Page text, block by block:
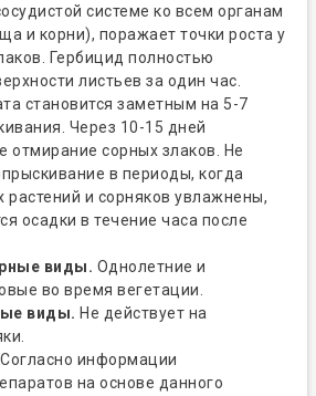
системе ко всем органам
и корни), поражает точки роста у
Гербицид полностью
листьев за один час.
становится заметным на 5-7
Через 10-15 дней
отмирание сорных злаков. Не
в периоды, когда
растений и сорняков увлажнены,
осадки в течение часа после
виды. Однолетние и
во время вегетации.
виды. Не действует на
Согласно информации
на основе данного